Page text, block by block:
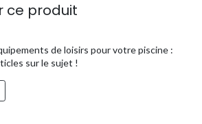
ce produit
de loisirs pour votre piscine :
sur le sujet !